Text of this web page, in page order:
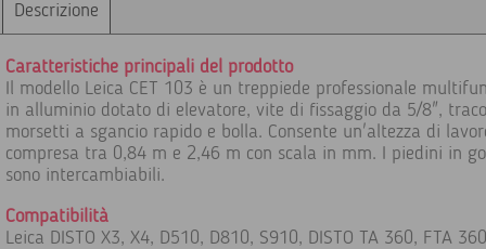
Descrizione
Caratteristiche principali del prodotto
Il modello Leica CET 103 è un treppiede professionale
in alluminio dotato di elevatore, vite di fissaggio da 5/8",
morsetti a sgancio rapido e bolla. Consente un'altezza di
compresa tra 0,84 m e 2,46 m con scala in mm. I piedini in
sono intercambiabili.
Compatibilità
Leica DISTO X3, X4, D510, D810, S910, DISTO TA 360, FTA